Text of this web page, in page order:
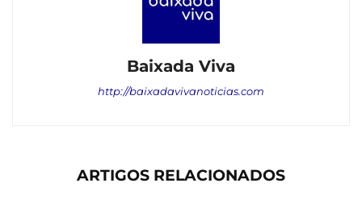
Baixada Viva
http://baixadavivanoticias.com
ARTIGOS RELACIONADOS